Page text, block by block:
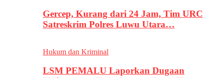
Gercep, Kurang dari 24 Jam, Tim URC
Satreskrim Polres Luwu Utara…
Hukum dan Kriminal
LSM PEMALU Laporkan Dugaan